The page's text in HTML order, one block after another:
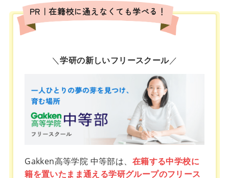
PR｜在籍校に通えなくても学べる！
＼学研の新しいフリースクール／
Gakken高等学院 中等部は、 在籍する中学校に
籍を置いたまま通える学研グループのフリース